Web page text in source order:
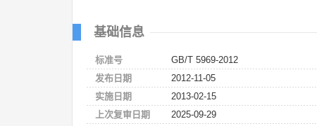
基础信息
标准号
GB/T 5969-2012
发布日期
2012-11-05
实施日期
2013-02-15
上次复审日期
2025-09-29